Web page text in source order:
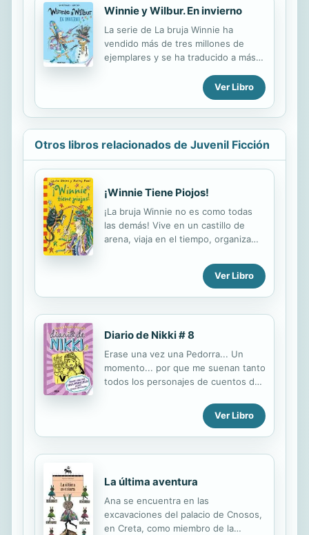
que comienzan a leer que a los
reír a carcajadas con los problemas
en los cuales se mete esta hechicera
y su amigo de siempre, el gato
Winnie y Wilbur. En invierno
La serie de La bruja Winnie ha
vendido más de tres millones de
ejemplares y se ha traducido a más
Wilbur están hartos del invierno. El
jardín está cubierto de nieve, el
estanque está helado y de los
hielo. Así que Winnie decide lanzar
verano. Pero comete un gran error...
Ver Libro
Otros libros relacionados de Juvenil Ficción
¡Winnie Tiene Piojos!
¡La bruja Winnie no es como todas
las demás! Vive en un castillo de
arena, viaja en el tiempo, organiza
piojos muy molestos... Winnie the
witch isn't like other people! She
. .
Ver Libro
Diario de Nikki # 8
Erase una vez una Pedorra... Un
momento... por que me suenan tanto
todos los personajes de cuentos de
Ver Libro
La última aventura
Ana se encuentra en las
excavaciones del palacio de Cnosos,
en Creta, como miembro de la